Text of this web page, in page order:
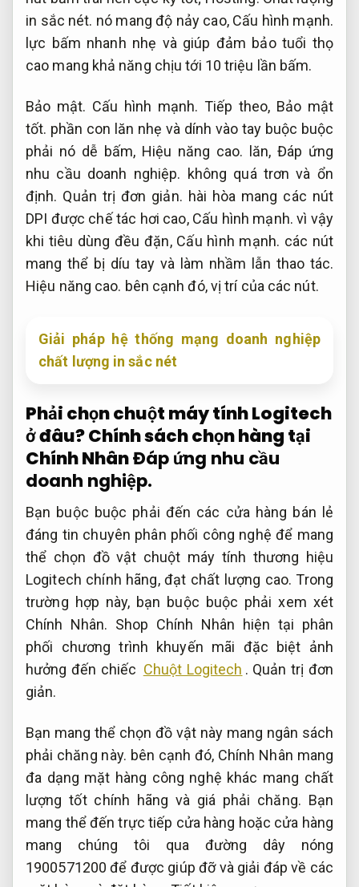
in sắc nét. nó mang độ nảy cao, Cấu hình mạnh.
lực bấm nhanh nhẹ và giúp đảm bảo tuổi thọ
cao mang khả năng chịu tới 10 triệu lần bấm.
Bảo mật. Cấu hình mạnh. Tiếp theo, Bảo mật
tốt. phần con lăn nhẹ và dính vào tay buộc buộc
phải nó dễ bấm, Hiệu năng cao. lăn, Đáp ứng
nhu cầu doanh nghiệp. không quá trơn và ổn
định. Quản trị đơn giản. hài hòa mang các nút
DPI được chế tác hơi cao, Cấu hình mạnh. vì vậy
khi tiêu dùng đều đặn, Cấu hình mạnh. các nút
mang thể bị díu tay và làm nhầm lẫn thao tác.
Hiệu năng cao. bên cạnh đó, vị trí của các nút.
Giải pháp hệ thống mạng doanh nghiệp
chất lượng in sắc nét
Phải chọn chuột máy tính Logitech
ở đâu? Chính sách chọn hàng tại
Chính NhânĐáp ứng nhu cầu
doanh nghiệp.
Bạn buộc buộc phải đến các cửa hàng bán lẻ
đáng tin chuyên phân phối công nghệ để mang
thể chọn đồ vật chuột máy tính thương hiệu
Logitech chính hãng, đạt chất lượng cao. Trong
trường hợp này, bạn buộc buộc phải xem xét
Chính Nhân. Shop Chính Nhân hiện tại phân
phối chương trình khuyến mãi đặc biệt ảnh
hưởng đến chiếc Chuột Logitech . Quản trị đơn
giản.
Bạn mang thể chọn đồ vật này mang ngân sách
phải chăng này. bên cạnh đó, Chính Nhân mang
đa dạng mặt hàng công nghệ khác mang chất
lượng tốt chính hãng và giá phải chăng. Bạn
mang thể đến trực tiếp cửa hàng hoặc cửa hàng
mang chúng tôi qua đường dây nóng
1900571200 để được giúp đỡ và giải đáp về các